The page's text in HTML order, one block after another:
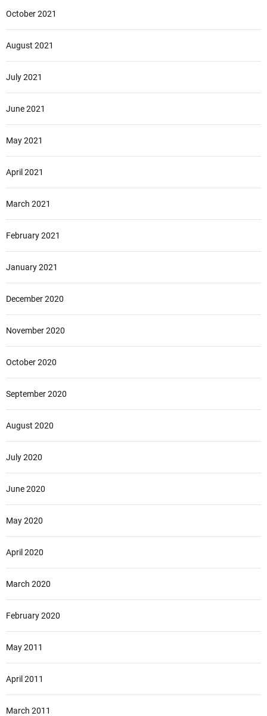
October 2021
August 2021
July 2021
June 2021
May 2021
April 2021
March 2021
February 2021
January 2021
December 2020
November 2020
October 2020
September 2020
August 2020
July 2020
June 2020
May 2020
April 2020
March 2020
February 2020
May 2011
April 2011
March 2011